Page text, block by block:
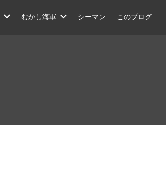
むかし海軍 シーマン このブログ